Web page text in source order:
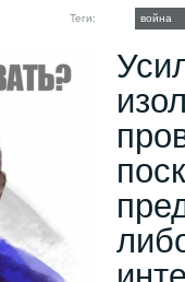
Теги: война